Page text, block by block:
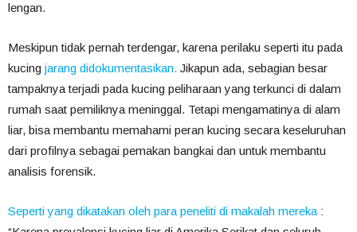
lengan.
Meskipun tidak pernah terdengar, karena perilaku seperti itu pada
kucing jarang didokumentasikan. Jikapun ada, sebagian besar
tampaknya terjadi pada kucing peliharaan yang terkunci di dalam
rumah saat pemiliknya meninggal. Tetapi mengamatinya di alam
liar, bisa membantu memahami peran kucing secara keseluruhan
dari profilnya sebagai pemakan bangkai dan untuk membantu
analisis forensik.
Seperti yang dikatakan oleh para peneliti di makalah mereka :